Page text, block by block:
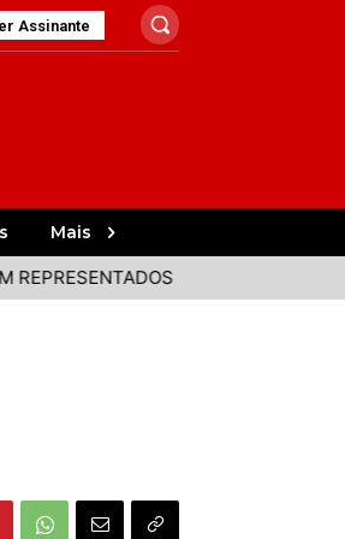
Assinante
Mais
NA VOLTA PACENSE